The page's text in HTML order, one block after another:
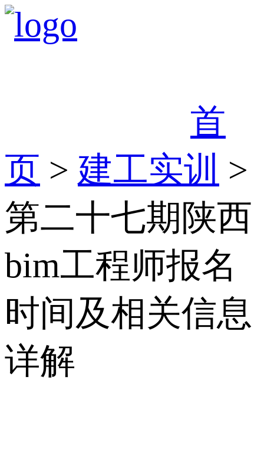
首
页 > 建工实训 >
第二十七期陕西
bim工程师报名
时间及相关信息
详解